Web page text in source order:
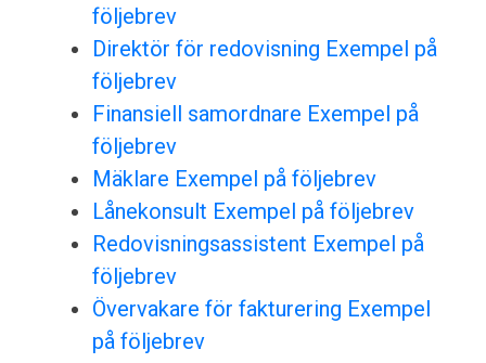
följebrev
Direktör för redovisning Exempel på
följebrev
Finansiell samordnare Exempel på
följebrev
Mäklare Exempel på följebrev
Lånekonsult Exempel på följebrev
Redovisningsassistent Exempel på
följebrev
Övervakare för fakturering Exempel
på följebrev